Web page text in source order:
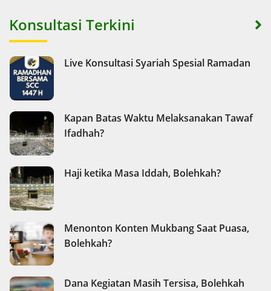
Konsultasi Terkini
Live Konsultasi Syariah Spesial Ramadan
Kapan Batas Waktu Melaksanakan Tawaf
Ifadhah?
Haji ketika Masa Iddah, Bolehkah?
Menonton Konten Mukbang Saat Puasa,
Bolehkah?
Dana Kegiatan Masih Tersisa, Bolehkah